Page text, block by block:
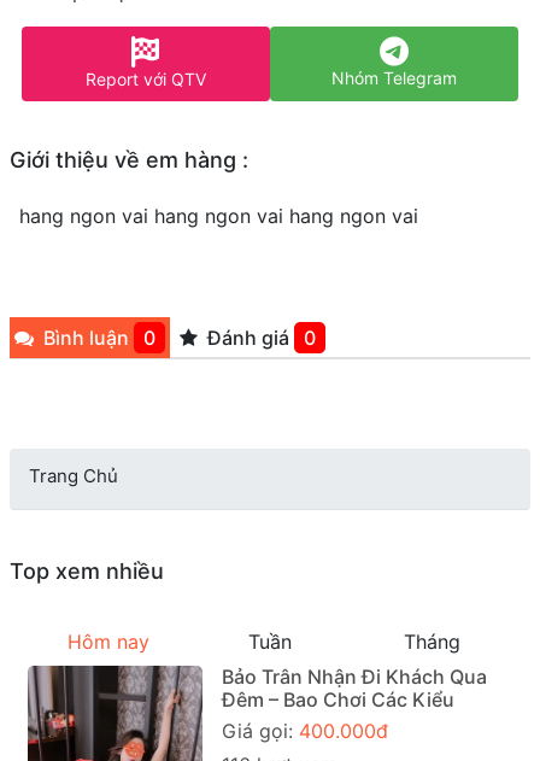
Report với QTV Nhóm Telegram
Giới thiệu về em hàng :
hang ngon vai hang ngon vai hang ngon vai
Bình luận 0 Đánh giá 0
Trang Chủ
Top xem nhiều
Hôm nay Tuần
Tháng
Bảo Trân Nhận Đi Khách Qua
Đêm – Bao Chơi Các Kiểu
Giá gọi: 400.000đ